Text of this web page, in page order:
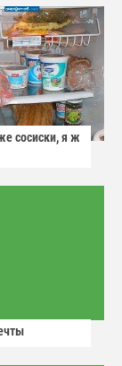
сосиски, я ж